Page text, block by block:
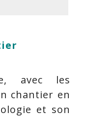
avec les
chantier en
et son